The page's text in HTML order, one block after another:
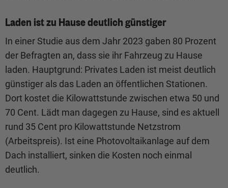
Laden ist zu Hause deutlich günstiger
In einer Studie aus dem Jahr 2023 gaben 80 Prozent
der Befragten an, dass sie ihr Fahrzeug zu Hause
laden. Hauptgrund: Privates Laden ist meist deutlich
günstiger als das Laden an öffentlichen Stationen.
Dort kostet die Kilowattstunde zwischen etwa 50 und
70 Cent. Lädt man dagegen zu Hause, sind es aktuell
rund 35 Cent pro Kilowattstunde Netzstrom
(Arbeitspreis). Ist eine Photovoltaikanlage auf dem
Dach installiert, sinken die Kosten noch einmal
deutlich.